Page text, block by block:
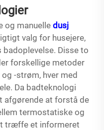
og manuelle dusj
valg for husejere,
Disse to
forskellige metoder
-strøm, hver med
Da badteknologi
afgørende at forstå de
termostatiske og
træffe et informeret